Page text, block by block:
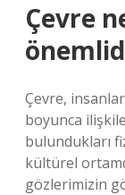
Çevre
Çevre,
boyunca
bulundukları
kültürel
gözlerimizin